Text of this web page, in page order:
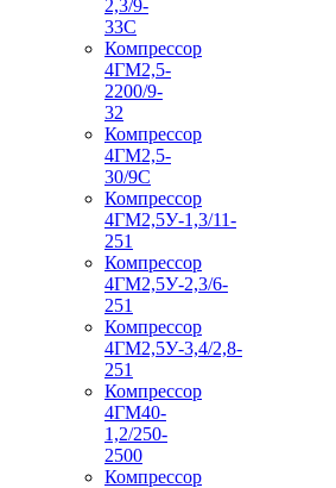
2,3/9-
33С
Компрессор
4ГМ2,5-
2200/9-
32
Компрессор
4ГМ2,5-
30/9С
Компрессор
4ГМ2,5У-1,3/11-
251
Компрессор
4ГМ2,5У-2,3/6-
251
Компрессор
4ГМ2,5У-3,4/2,8-
251
Компрессор
4ГМ40-
1,2/250-
2500
Компрессор